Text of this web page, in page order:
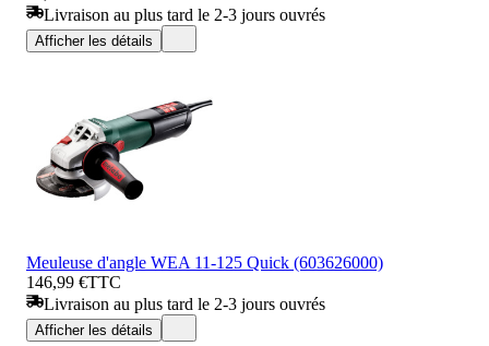
Livraison au plus tard le 2-3 jours ouvrés
Afficher les détails
Meuleuse d'angle WEA 11-125 Quick (603626000)
146,99 €TTC
Livraison au plus tard le 2-3 jours ouvrés
Afficher les détails